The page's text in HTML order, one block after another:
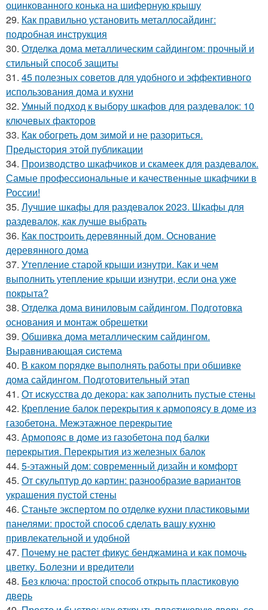
оцинкованного конька на шиферную крышу
29. Как правильно установить металлосайдинг:
подробная инструкция
30. Отделка дома металлическим сайдингом: прочный и
стильный способ защиты
31. 45 полезных советов для удобного и эффективного
использования дома и кухни
32. Умный подход к выбору шкафов для раздевалок: 10
ключевых факторов
33. Как обогреть дом зимой и не разориться.
Предыстория этой публикации
34. Производство шкафчиков и скамеек для раздевалок.
Самые профессиональные и качественные шкафчики в
России!
35. Лучшие шкафы для раздевалок 2023. Шкафы для
раздевалок, как лучше выбрать
36. Как построить деревянный дом. Основание
деревянного дома
37. Утепление старой крыши изнутри. Как и чем
выполнить утепление крыши изнутри, если она уже
покрыта?
38. Отделка дома виниловым сайдингом. Подготовка
основания и монтаж обрешетки
39. Обшивка дома металлическим сайдингом.
Выравнивающая система
40. В каком порядке выполнять работы при обшивке
дома сайдингом. Подготовительный этап
41. От искусства до декора: как заполнить пустые стены
42. Крепление балок перекрытия к армопоясу в доме из
газобетона. Межэтажное перекрытие
43. Армопояс в доме из газобетона под балки
перекрытия. Перекрытия из железных балок
44. 5-этажный дом: современный дизайн и комфорт
45. От скульптур до картин: разнообразие вариантов
украшения пустой стены
46. Станьте экспертом по отделке кухни пластиковыми
панелями: простой способ сделать вашу кухню
привлекательной и удобной
47. Почему не растет фикус бенджамина и как помочь
цветку. Болезни и вредители
48. Без ключа: простой способ открыть пластиковую
дверь